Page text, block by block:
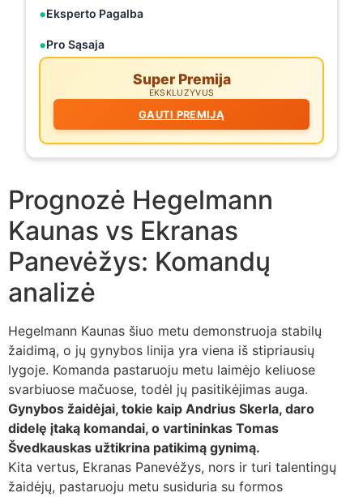
Eksperto Pagalba
Pro Sąsaja
Super Premija
EKSKLUZYVUS
GAUTI PREMIJĄ
Prognozė Hegelmann
Kaunas vs Ekranas
Panevėžys: Komandų
analizė
Hegelmann Kaunas šiuo metu demonstruoja stabilų
žaidimą, o jų gynybos linija yra viena iš stipriausių
lygoje. Komanda pastaruoju metu laimėjo keliuose
svarbiuose mačuose, todėl jų pasitikėjimas auga.
Gynybos žaidėjai, tokie kaip Andrius Skerla, daro
didelę įtaką komandai, o vartininkas Tomas
Švedkauskas užtikrina patikimą gynimą.
Kita vertus, Ekranas Panevėžys, nors ir turi talentingų
žaidėjų, pastaruoju metu susiduria su formos